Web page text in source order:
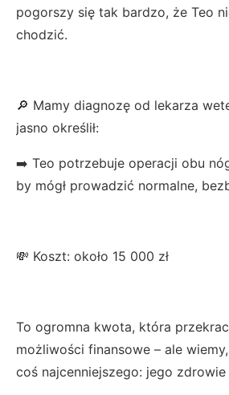
pogorszy się tak bardzo, że Teo
chodzić.
🔎 Mamy diagnozę od lekarza
jasno określił:
➡️ Teo potrzebuje operacji obu
by mógł prowadzić normalne,
💸 Koszt: około 15 000 zł
To ogromna kwota, która
możliwości finansowe – ale
coś najcenniejszego: jego